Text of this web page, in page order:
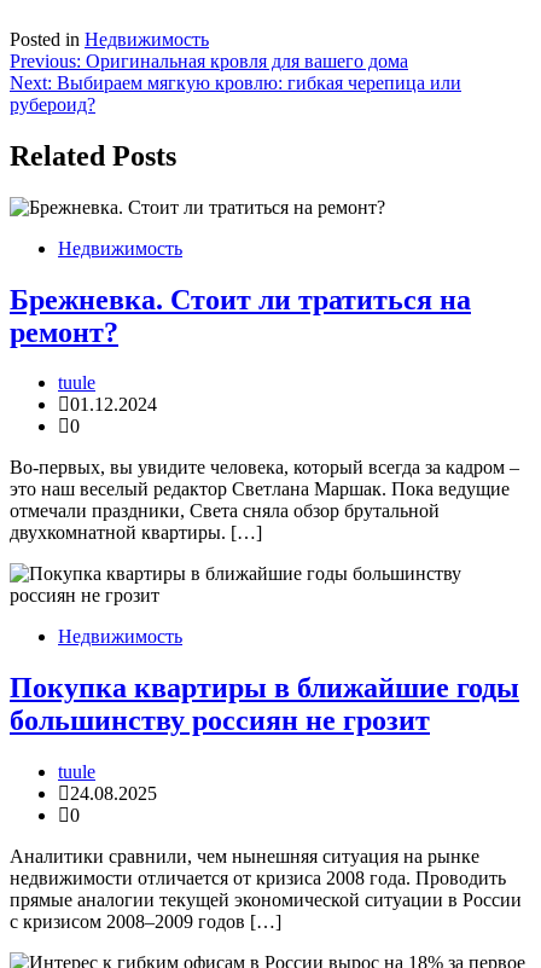
Posted in Недвижимость
Навигация
по
Previous: Оригинальная кровля для вашего дома
Next: Выбираем мягкую кровлю: гибкая черепица или
рубероид?
Related Posts
Недвижимость
Брежневка. Стоит ли тратиться на
ремонт?
tuule
01.12.2024
0
Во-первых, вы увидите человека, который всегда за кадром –
это наш веселый редактор Светлана Маршак. Пока ведущие
отмечали праздники, Света сняла обзор брутальной
двухкомнатной квартиры. […]
Недвижимость
Покупка квартиры в ближайшие годы
большинству россиян не грозит
tuule
24.08.2025
0
Аналитики сравнили, чем нынешняя ситуация на рынке
недвижимости отличается от кризиса 2008 года. Проводить
прямые аналогии текущей экономической ситуации в России
с кризисом 2008–2009 годов […]